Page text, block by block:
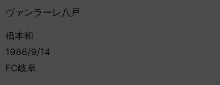
ヴァンラーレ八戸
橋本和
1986/9/14
FC岐阜